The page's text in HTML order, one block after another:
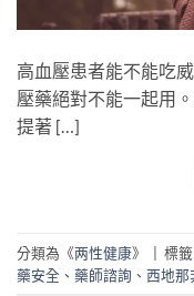
高血壓患者能不能吃
壓藥絕對不能一起用
提著 […]
分類為《两性健康》 標
藥安全 、 藥師諮詢 、 西地那